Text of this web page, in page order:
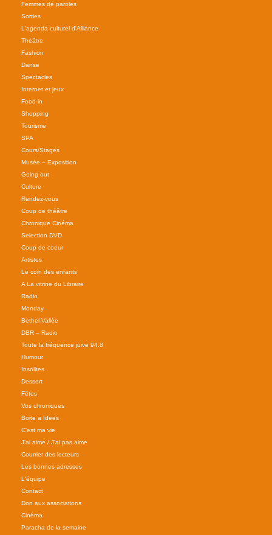
Femmes de paroles
Sorties
L'agenda culturel d'Alliance
Théâtre
Fashion
Danse
Spectacles
Internet et jeux
Food-in
Shopping
Tourisme
SPA
Cours/Stages
Musée – Exposition
Going out
Culture
Rendez-vous
Coup de théâtre
Chronique Cinéma
Selection DVD
Coup de coeur
Artistes
Le coin des enfants
A La vitrine du Libraire
Radio
Monday
Bethel-Vallée
DBR – Radio
Toute la fréquence juive 94.8
Humour
Insolites
Dessert
Fêtes
Vos chroniques
Boite a Idees
C'est ma vie
J'ai aime / J'ai pas aime
Courrier des lecteurs
Les bonnes adresses
L'équipe
Contact
Don aux associations
Cinéma
Paracha de la semaine